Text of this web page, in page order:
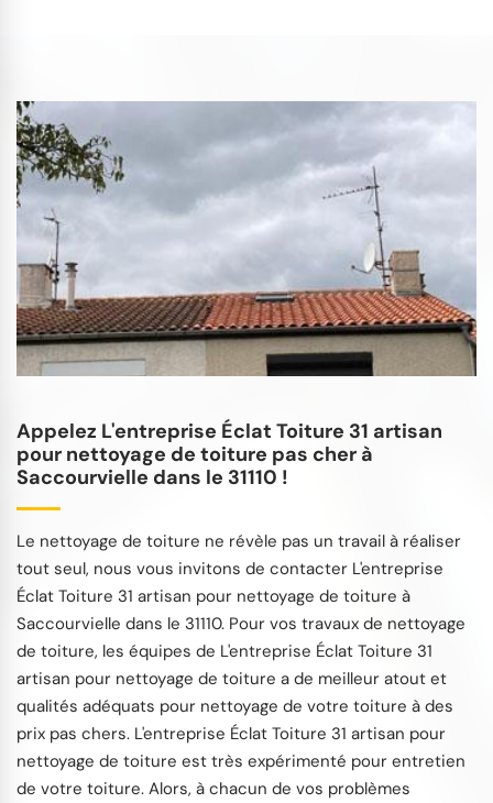
Appelez L'entreprise Éclat Toiture 31 artisan
pour nettoyage de toiture pas cher à
Saccourvielle dans le 31110 !
Le nettoyage de toiture ne révèle pas un travail à réaliser
tout seul, nous vous invitons de contacter L'entreprise
Éclat Toiture 31 artisan pour nettoyage de toiture à
Saccourvielle dans le 31110. Pour vos travaux de nettoyage
de toiture, les équipes de L'entreprise Éclat Toiture 31
artisan pour nettoyage de toiture a de meilleur atout et
qualités adéquats pour nettoyage de votre toiture à des
prix pas chers. L'entreprise Éclat Toiture 31 artisan pour
nettoyage de toiture est très expérimenté pour entretien
de votre toiture. Alors, à chacun de vos problèmes